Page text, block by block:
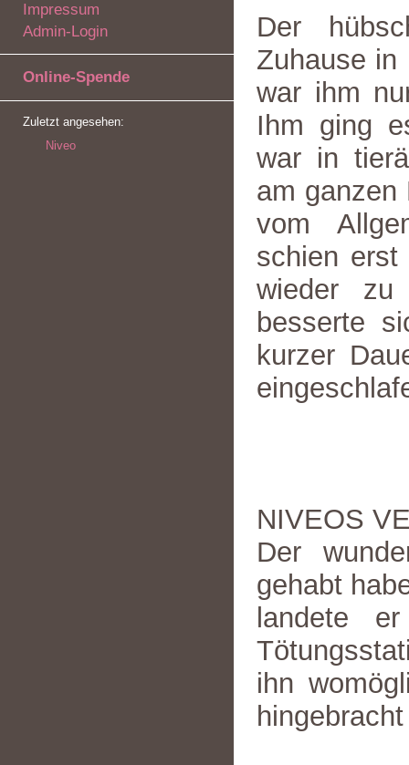
Impressum
Admin-Login
Online-Spende
Zuletzt angesehen:
Niveo
Der
Zuhause in
war ihm
Ihm ging
war in
am ganzen
vom
schien erst
wieder zu
besserte
kurzer
NIVEOS
Der
gehabt
landete
ihn